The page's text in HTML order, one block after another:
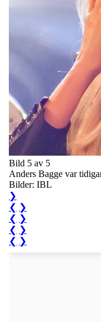
Bild 5 av 5
Anders Bagge var
Bilder: IBL
❯
❮ ❯
❮ ❯
❮ ❯
❮ ❯